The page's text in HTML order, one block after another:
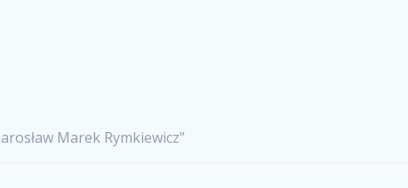
Marek Rymkiewicz”